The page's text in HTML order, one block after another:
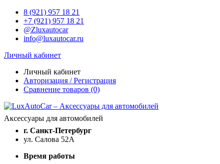
8 (921) 957 18 21
+7 (921) 957 18 21
@Zluxautocar
info@luxautocar.ru
Личный кабинет
Личный кабинет
Авторизация / Регистрация
Сравнение товаров (0)
Аксессуары для автомобилей
г. Санкт-Петербург
ул. Салова 52А
Время работы